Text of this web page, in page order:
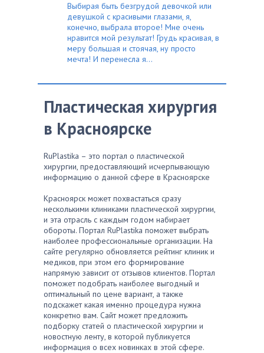
Выбирая быть безгрудой девочкой или
девушкой с красивыми глазами, я,
конечно, выбрала второе! Мне очень
нравится мой результат! Грудь красивая, в
меру большая и стоячая, ну просто
мечта! И перенесла я...
Пластическая хирургия
в Красноярске
RuPlastika – это портал о пластической
хирургии, предоставляющий исчерпывающую
информацию о данной сфере в Красноярске
Красноярск может похвастаться сразу
несколькими клиниками пластической хирургии,
и эта отрасль с каждым годом набирает
обороты. Портал RuPlastika поможет выбрать
наиболее профессиональные организации. На
сайте регулярно обновляется рейтинг клиник и
медиков, при этом его формирование
напрямую зависит от отзывов клиентов. Портал
поможет подобрать наиболее выгодный и
оптимальный по цене вариант, а также
подскажет какая именно процедура нужна
конкретно вам. Сайт может предложить
подборку статей о пластической хирургии и
новостную ленту, в которой публикуется
информация о всех новинках в этой сфере.